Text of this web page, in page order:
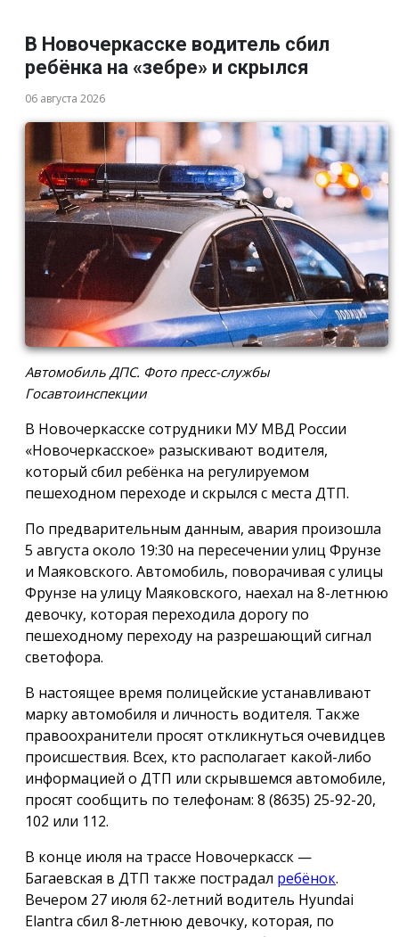
В Новочеркасске водитель сбил
ребёнка на «зебре» и скрылся
06 августа 2026
Автомобиль ДПС. Фото пресс-службы
Госавтоинспекции
В Новочеркасске сотрудники МУ МВД России
«Новочеркасское» разыскивают водителя,
который сбил ребёнка на регулируемом
пешеходном переходе и скрылся с места ДТП.
По предварительным данным, авария произошла
5 августа около 19:30 на пересечении улиц Фрунзе
и Маяковского. Автомобиль, поворачивая с улицы
Фрунзе на улицу Маяковского, наехал на 8-летнюю
девочку, которая переходила дорогу по
пешеходному переходу на разрешающий сигнал
светофора.
В настоящее время полицейские устанавливают
марку автомобиля и личность водителя. Также
правоохранители просят откликнуться очевидцев
происшествия. Всех, кто располагает какой-либо
информацией о ДТП или скрывшемся автомобиле,
просят сообщить по телефонам: 8 (8635) 25-92-20,
102 или 112.
В конце июля на трассе Новочеркасск —
Багаевская в ДТП также пострадал ребёнок.
Вечером 27 июля 62-летний водитель Hyundai
Elantra сбил 8-летнюю девочку, которая, по